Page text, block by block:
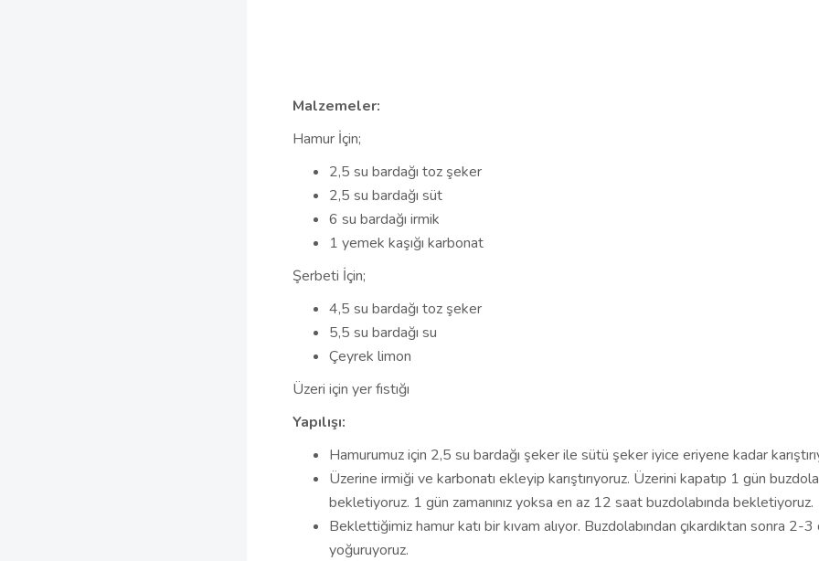
Malzemeler:
Hamur İçin;
2,5 su bardağı toz şeker
2,5 su bardağı süt
6 su bardağı irmik
1 yemek kaşığı karbonat
Şerbeti İçin;
4,5 su bardağı toz şeker
5,5 su bardağı su
Çeyrek limon
Üzeri için yer fıstığı
Yapılışı:
Hamurumuz için 2,5 su bardağı şeker ile sütü şeker iyice eriyene kadar
Üzerine irmiği ve karbonatı ekleyip karıştırıyoruz. Üzerini kapatıp 1 gün
bekletiyoruz. 1 gün zamanınız yoksa en az 12 saat buzdolabında bekletiyoruz.
Beklettiğimiz hamur katı bir kıvam alıyor. Buzdolabından çıkardıktan sonra 2-3
yoğuruyoruz.